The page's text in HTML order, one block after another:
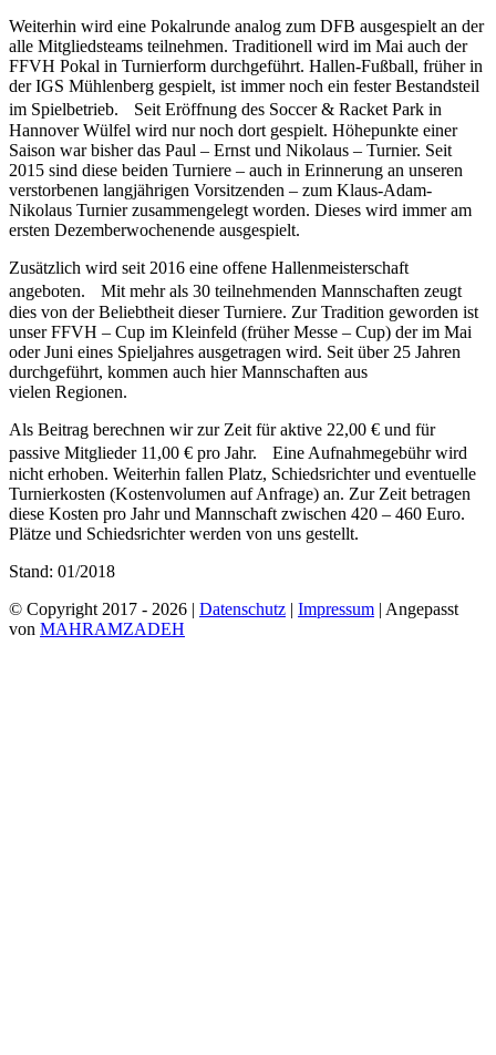
Weiterhin wird eine Pokalrunde analog zum DFB ausgespielt an der
alle Mitgliedsteams teilnehmen. Traditionell wird im Mai auch der
FFVH Pokal in Turnierform durchgeführt. Hallen-Fußball, früher in
der IGS Mühlenberg gespielt, ist immer noch ein fester Bestandsteil
im Spielbetrieb. Seit Eröffnung des Soccer & Racket Park in
Hannover Wülfel wird nur noch dort gespielt. Höhepunkte einer
Saison war bisher das Paul – Ernst und Nikolaus – Turnier. Seit
2015 sind diese beiden Turniere – auch in Erinnerung an unseren
verstorbenen langjährigen Vorsitzenden – zum Klaus-Adam-
Nikolaus Turnier zusammengelegt worden. Dieses wird immer am
ersten Dezemberwochenende ausgespielt.
Zusätzlich wird seit 2016 eine offene Hallenmeisterschaft
angeboten. Mit mehr als 30 teilnehmenden Mannschaften zeugt
dies von der Beliebtheit dieser Turniere. Zur Tradition geworden ist
unser FFVH – Cup im Kleinfeld (früher Messe – Cup) der im Mai
oder Juni eines Spieljahres ausgetragen wird. Seit über 25 Jahren
durchgeführt, kommen auch hier Mannschaften aus
vielen Regionen.
Als Beitrag berechnen wir zur Zeit für aktive 22,00 € und für
passive Mitglieder 11,00 € pro Jahr. Eine Aufnahmegebühr wird
nicht erhoben. Weiterhin fallen Platz, Schiedsrichter und eventuelle
Turnierkosten (Kostenvolumen auf Anfrage) an. Zur Zeit betragen
diese Kosten pro Jahr und Mannschaft zwischen 420 – 460 Euro.
Plätze und Schiedsrichter werden von uns gestellt.
Stand: 01/2018
© Copyright 2017 - 2026 | Datenschutz | Impressum | Angepasst
von MAHRAMZADEH